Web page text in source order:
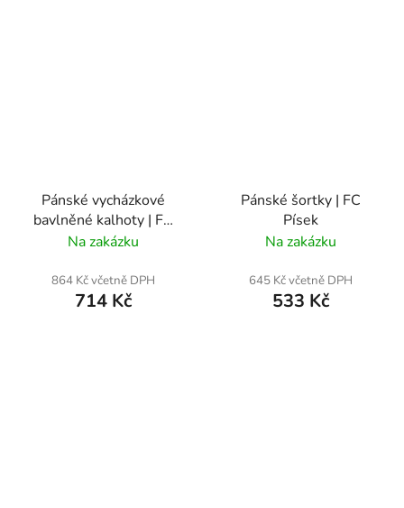
Pánské vycházkové
bavlněné kalhoty | FC
Písek
Na zakázku
864 Kč včetně DPH
714 Kč
Pánské šortky | FC
Písek
Na zakázku
645 Kč včetně DPH
533 Kč